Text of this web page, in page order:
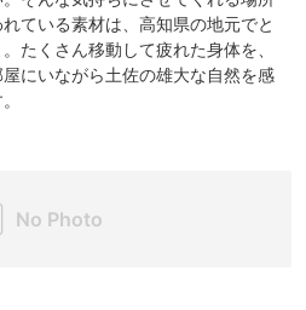
ている素材は、高知県の地元でと
たくさん移動して疲れた身体を、
にいながら土佐の雄大な自然を感